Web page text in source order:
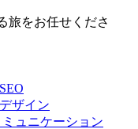
旅をお任せくださ
ザイン
ュニケーション